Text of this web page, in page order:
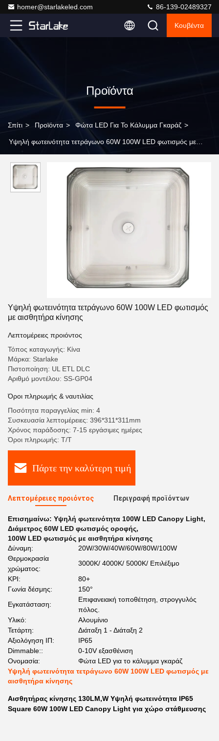
homer@starlakeled.com 86-139-02489327
Κουβέντα
Προϊόντα
Σπίτι > Προϊόντα > Φώτα LED Για Το Κάλυμμα Γκαράζ >
Υψηλή φωτεινότητα τετράγωνο 60W 100W LED φωτισμός με
Υψηλή φωτεινότητα τετράγωνο 60W 100W LED φωτισμός
με αισθητήρα κίνησης
Λεπτομέρειες προιόντος
Τόπος καταγωγής: Κίνα
Μάρκα: Starlake
Πιστοποίηση: UL ETL DLC
Αριθμό μοντέλου: SS-GP04
Όροι πληρωμής & ναυτιλίας
Ποσότητα παραγγελίας min: 4
Συσκευασία λεπτομέρειες: 396*311*311mm
Χρόνος παράδοσης: 7-15 εργάσιμες ημέρες
Όροι πληρωμής: Τ/Τ
Πάρτε την καλύτερη τιμή
Λεπτομέρειες προιόντος Περιγραφή προϊόντων
Επισημαίνω: Υψηλή φωτεινότητα 100W LED Canopy Light,
Διάμετρος 60W LED φωτισμός οροφής,
100W LED φωτισμός με αισθητήρα κίνησης
Δύναμη:
20W/30W/40W/60W/80W/100W
Θερμοκρασία
χρώματος:
3000K/ 4000K/ 5000K/ Επιλέξιμο
ΚΡΙ:
80+
Γωνία δέσμης:
150°
Εγκατάσταση:
Επιφανειακή τοποθέτηση, στρογγυλός
πόλος.
Υλικό:
Αλουμίνιο
Τετάρτη:
Διάταξη 1 - Διάταξη 2
Αξιολόγηση ΙΠ:
IP65
Dimmable::
0-10V εξασθένιση
Ονομασία:
Φώτα LED για το κάλυμμα γκαράζ
Υψηλή φωτεινότητα τετράγωνο 60W 100W LED φωτισμός με
αισθητήρα κίνησης
Αισθητήρας κίνησης 130LM,W Υψηλή φωτεινότητα IP65
Square 60W 100W LED Canopy Light για χώρο στάθμευσης